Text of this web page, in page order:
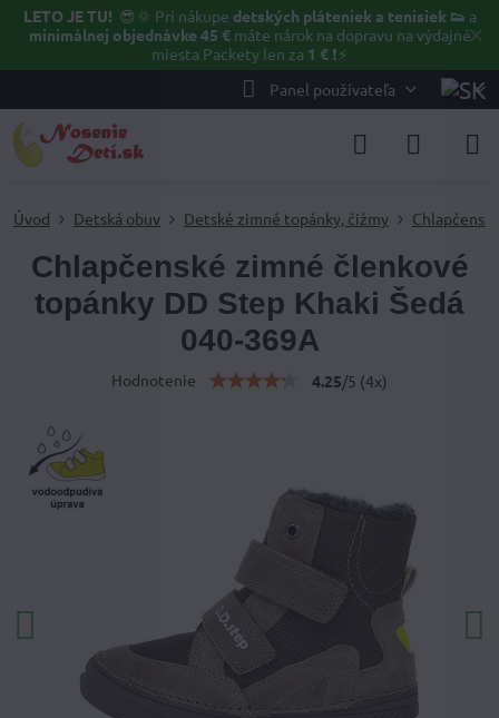
✕
LETO JE TU! 😎🌞 Pri nákupe detských pláteniek a tenisiek 👟 a
minimálnej objednávke 45 €máte nárok na dopravu na výdajné
miesta Packety len za 1 € ❗⚡️
Panel používateľa
Úvod Detská obuv Detské zimné topánky, čižmy
Chlapčenské zimné členkové
topánky DD Step Khaki Šedá
040-369A
Hodnotenie 4.25/5 (4x)